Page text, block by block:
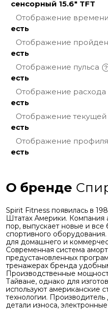
сенсорный 15.6" TFT
Отображение времени
есть
Отображение
есть
Отображение пульса
есть
Отображение расхода
есть
Отображение текущей
есть
Отображение профиля
есть
О бренде
Spirit Fitness появилась в
Штатах Америки. Компания
пор, выпускает новые и
спортивного
для домашнего и
Современная система
предустановленных
тренажерах бренда
Производственные
Тайване, однако для
используют американские
технологии.
детали износа,